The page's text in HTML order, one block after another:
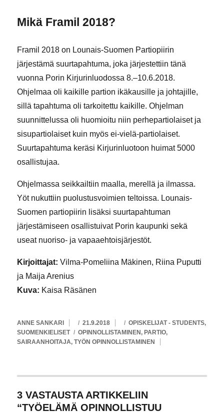
Mikä Framil 2018?
Framil 2018 on Lounais-Suomen Partiopiirin
järjestämä suurtapahtuma, joka järjestettiin tänä
vuonna Porin Kirjurinluodossa 8.–10.6.2018.
Ohjelmaa oli kaikille partion ikäkausille ja johtajille,
sillä tapahtuma oli tarkoitettu kaikille. Ohjelman
suunnittelussa oli huomioitu niin perhepartiolaiset ja
sisupartiolaiset kuin myös ei-vielä-partiolaiset.
Suurtapahtuma keräsi Kirjurinluotoon huimat 5000
osallistujaa.
Ohjelmassa seikkailtiin maalla, merellä ja ilmassa.
Yöt nukuttiin puolustusvoimien teltoissa. Lounais-
Suomen partiopiirin lisäksi suurtapahtuman
järjestämiseen osallistuivat Porin kaupunki sekä
useat nuoriso- ja vapaaehtoisjärjestöt.
Kirjoittajat: Vilma-Pomeliina Mäkinen, Riina Puputti
ja Maija Arenius
Kuva: Kaisa Räsänen
KIRJOITTAJA
ANNE SANKARI JULKAISTU
21.9.2018 KATEGORIAT
OPISKELIJAT - STUDENTS,
SUOMENKIELISET
AVAINSANAT
OPINNOLLISTAMINEN, PARTIO,
SAIRAANHOITAJA,TYÖN OPINNOLLISTAMINEN
3 VASTAUSTA ARTIKKELIIN
“TYÖELÄMÄ OPINNOLLISTUU